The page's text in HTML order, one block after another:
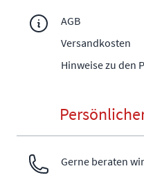
AGB
Versandkosten
Hinweise zu den
Gerne beraten